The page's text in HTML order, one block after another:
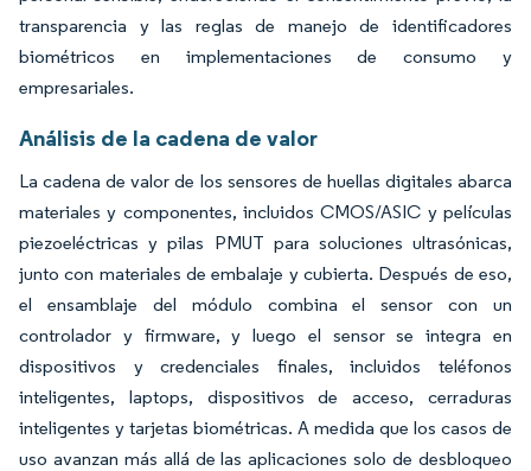
transparencia y las reglas de manejo de identificadores
biométricos en implementaciones de consumo y
empresariales.
Análisis de la cadena de valor
La cadena de valor de los sensores de huellas digitales abarca
materiales y componentes, incluidos CMOS/ASIC y películas
piezoeléctricas y pilas PMUT para soluciones ultrasónicas,
junto con materiales de embalaje y cubierta. Después de eso,
el ensamblaje del módulo combina el sensor con un
controlador y firmware, y luego el sensor se integra en
dispositivos y credenciales finales, incluidos teléfonos
inteligentes, laptops, dispositivos de acceso, cerraduras
inteligentes y tarjetas biométricas. A medida que los casos de
uso avanzan más allá de las aplicaciones solo de desbloqueo